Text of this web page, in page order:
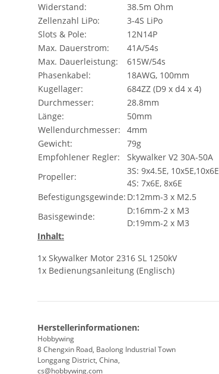
Widerstand:
38.5m Ohm
Zellenzahl LiPo:
3-4S LiPo
Slots & Pole:
12N14P
Max. Dauerstrom:
41A/54s
Max. Dauerleistung:
615W/54s
Phasenkabel:
18AWG, 100mm
Kugellager:
684ZZ (D9 x d4 x 4)
Durchmesser:
28.8mm
Länge:
50mm
Wellendurchmesser:
4mm
Gewicht:
79g
Empfohlener Regler:
Skywalker V2 30A-50A
Propeller:
3S: 9x4.5E, 10x5E,10x6E
4S: 7x6E, 8x6E
Befestigungsgewinde: D:12mm-3 x M2.5
Basisgewinde:
D:16mm-2 x M3
D:19mm-2 x M3
Inhalt:
1x Skywalker Motor 2316 SL 1250kV
1x Bedienungsanleitung (Englisch)
Herstellerinformationen:
Hobbywing
8 Chengxin Road, Baolong Industrial Town
Longgang District, China,
cs@hobbywing.com